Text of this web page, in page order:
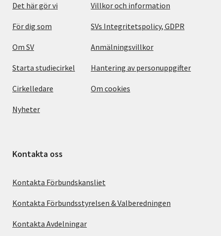
Det här gör vi
För dig som
Om SV
Starta studiecirkel
Cirkelledare
Nyheter
Villkor och information
SVs Integritetspolicy, GDPR
Anmälningsvillkor
Hantering av personuppgifter
Om cookies
Kontakta oss
Kontakta Förbundskansliet
Kontakta Förbundsstyrelsen & Valberedningen
Kontakta Avdelningar